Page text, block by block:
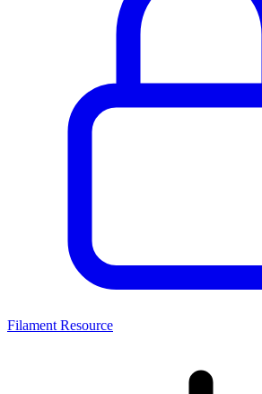
Filament Resource